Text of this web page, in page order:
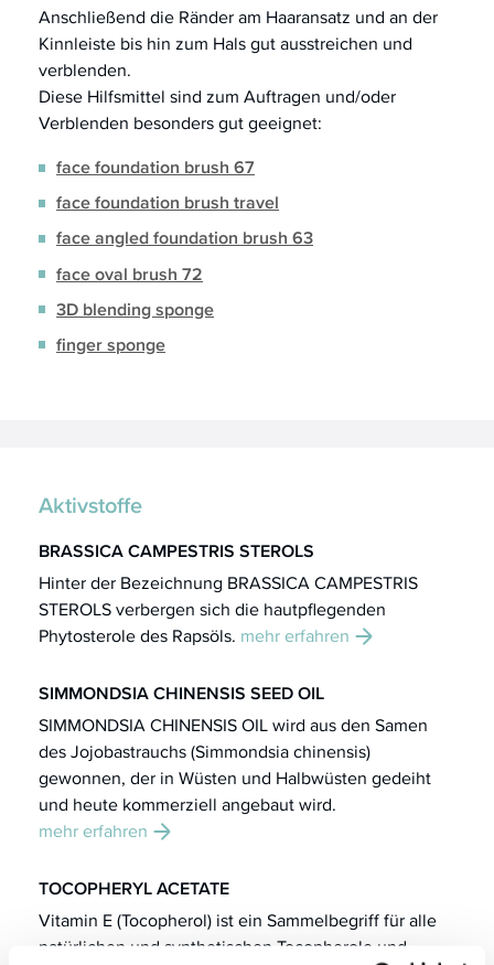
Anschließend die Ränder am Haaransatz und an der
Kinnleiste bis hin zum Hals gut ausstreichen und
verblenden.
Diese Hilfsmittel sind zum Auftragen und/oder
Verblenden besonders gut geeignet:
face foundation brush 67
face foundation brush travel
face angled foundation brush 63
face oval brush 72
3D blending sponge
finger sponge
Aktivstoffe
BRASSICA CAMPESTRIS STEROLS
Hinter der Bezeichnung BRASSICA CAMPESTRIS
STEROLS verbergen sich die hautpflegenden
Phytosterole des Rapsöls. mehr erfahren
SIMMONDSIA CHINENSIS SEED OIL
SIMMONDSIA CHINENSIS OIL wird aus den Samen
des Jojobastrauchs (Simmondsia chinensis)
gewonnen, der in Wüsten und Halbwüsten gedeiht
und heute kommerziell angebaut wird.
mehr erfahren
TOCOPHERYL ACETATE
Vitamin E (Tocopherol) ist ein Sammelbegriff für alle
natürlichen und synthetischen Tocopherole und